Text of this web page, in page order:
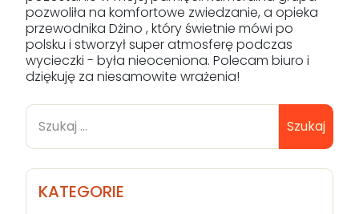
pozwoliła na komfortowe zwiedzanie, a opieka
przewodnika Dżino , który świetnie mówi po
polsku i stworzył super atmosferę podczas
wycieczki - była nieoceniona. Polecam biuro i
dziękuję za niesamowite wrażenia!
Szukaj
KATEGORIE